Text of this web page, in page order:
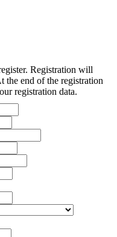
Registration will
the end of the registration
registration data.